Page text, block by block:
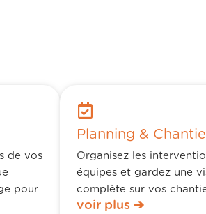
de vos
pour
Planning &
Organisez les
équipes et gardez une
complète sur vos
voir plus ➔